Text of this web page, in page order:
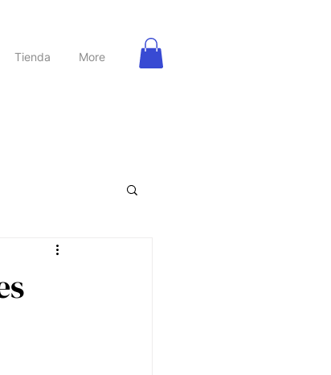
Tienda More
Nutrición